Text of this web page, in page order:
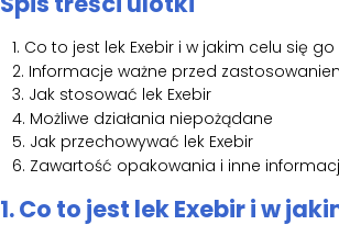
Co to jest lek Exebir i w jakim celu się
Informacje ważne przed
Jak stosować lek Exebir
Możliwe działania niepożądane
Jak przechowywać lek Exebir
Zawartość opakowania i inne
1. Co to jest lek Exebir i w